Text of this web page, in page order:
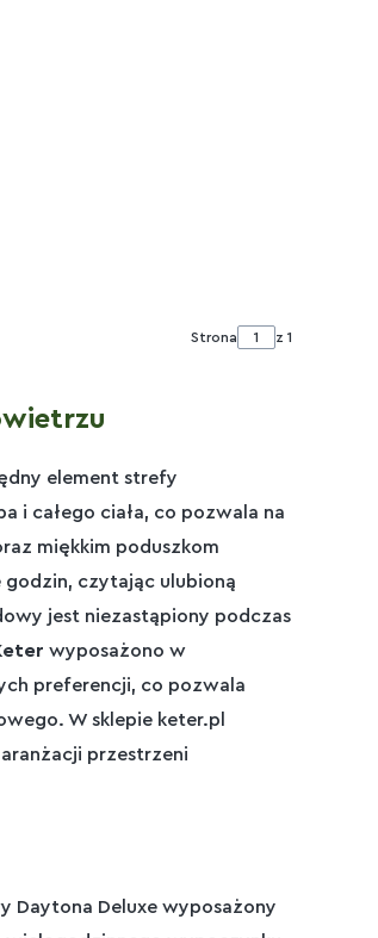
Strona z 1
element strefy
i całego ciała, co pozwala na
miękkim poduszkom
godzin, czytając ulubioną
jest niezastąpiony podczas
wyposażono w
preferencji, co pozwala
W sklepie keter.pl
przestrzeni
Daytona Deluxe wyposażony